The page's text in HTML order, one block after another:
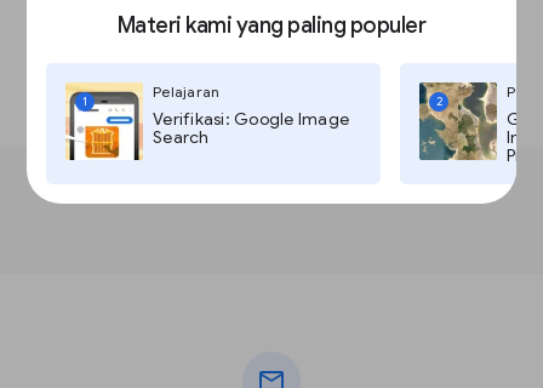
Materi kami yang paling populer
1
Pelajaran
Verifikasi: Google Image
Search
2
Pro,
mail